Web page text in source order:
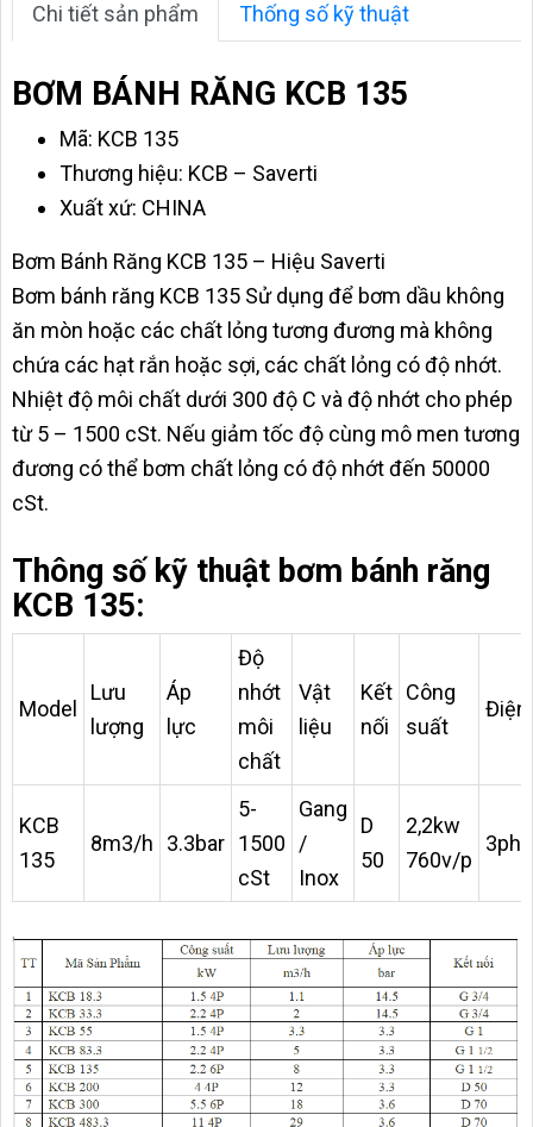
Chi tiết sản phẩm Thống số kỹ thuật
BƠM BÁNH RĂNG KCB 135
Mã: KCB 135
Thương hiệu: KCB – Saverti
Xuất xứ: CHINA
Bơm Bánh Răng KCB 135 – Hiệu Saverti
Bơm bánh răng KCB 135 Sử dụng để bơm dầu không
ăn mòn hoặc các chất lỏng tương đương mà không
chứa các hạt rắn hoặc sợi, các chất lỏng có độ nhớt.
Nhiệt độ môi chất dưới 300 độ C và độ nhớt cho phép
từ 5 – 1500 cSt. Nếu giảm tốc độ cùng mô men tương
đương có thể bơm chất lỏng có độ nhớt đến 50000
cSt.
Thông số kỹ thuật bơm bánh răng
KCB 135:
Model
Lưu
lượng
Áp
lực
Độ
nhớt
môi
chất
Vật
liệu
Kết
nối
Công
suất
Điện
KCB
135
8m3/h 3.3bar
5-
1500
cSt
Gang
/
Inox
D
50
2,2kw
760v/p